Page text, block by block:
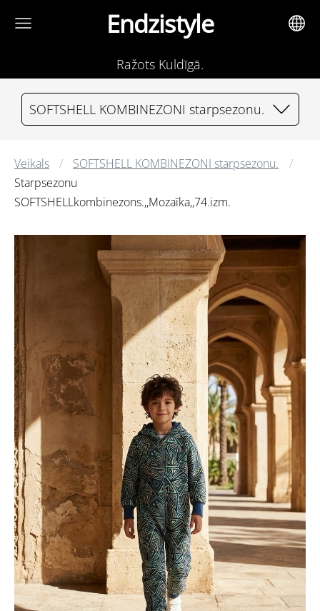
Endzistyle
Ražots Kuldīgā.
SOFTSHELL KOMBINEZONI starpsezonu.
Veikals
SOFTSHELL KOMBINEZONI starpsezonu.
Starpsezonu
SOFTSHELLkombinezons.,,Mozaīka,,74.izm.